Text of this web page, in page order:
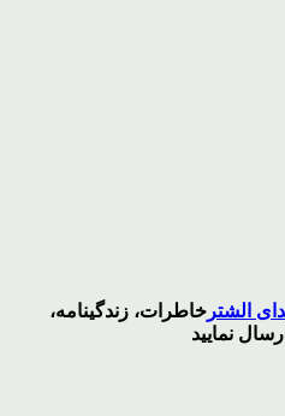
الشتر خاطرات، زندگینامه،
نمایید